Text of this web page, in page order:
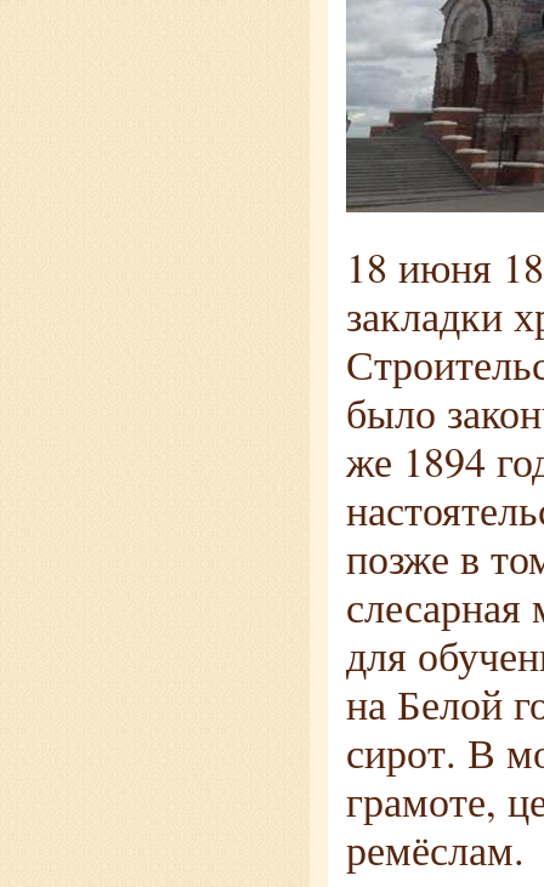
18 июня
закладки
было
же 1894
позже в
для
на Белой
сирот. В
грамоте,
ремёслам.